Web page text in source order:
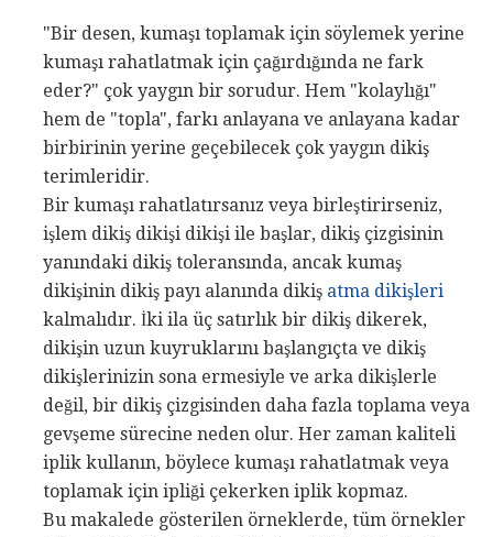
"Bir desen, kumaşı toplamak için söylemek yerine
kumaşı rahatlatmak için çağırdığında ne fark
eder?" çok yaygın bir sorudur. Hem "kolaylığı"
hem de "topla", farkı anlayana ve anlayana kadar
birbirinin yerine geçebilecek çok yaygın dikiş
terimleridir.
Bir kumaşı rahatlatırsanız veya birleştirirseniz,
işlem dikiş dikişi dikişi ile başlar, dikiş çizgisinin
yanındaki dikiş toleransında, ancak kumaş
dikişinin dikiş payı alanında dikiş atma dikişleri
kalmalıdır. İki ila üç satırlık bir dikiş dikerek,
dikişin uzun kuyruklarını başlangıçta ve dikiş
dikişlerinizin sona ermesiyle ve arka dikişlerle
değil, bir dikiş çizgisinden daha fazla toplama veya
gevşeme sürecine neden olur. Her zaman kaliteli
iplik kullanın, böylece kumaşı rahatlatmak veya
toplamak için ipliği çekerken iplik kopmaz.
Bu makalede gösterilen örneklerde, tüm örnekler